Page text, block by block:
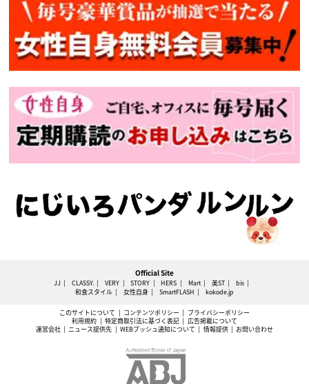
Official Site
JJ CLASSY. VERY STORY HERS Mart 美ST
bis
和食スタイル
女性自身 SmartFLASH kokode.jp
このサイトについて コンテンツポリシー
プライバシーポリシー
利用規約
特定商取引法に基づく表記
広告掲載について
運営会社
ニュース提供先 WEBプッシュ通知について 情報提供 お問い合わせ